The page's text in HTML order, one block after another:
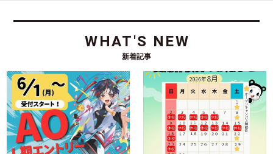
WHAT'S NEW
新着記事